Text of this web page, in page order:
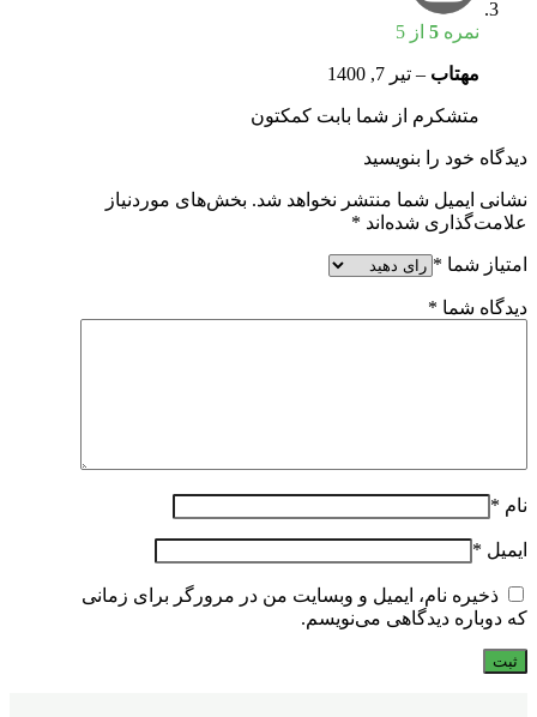
نمره 5 از 5
مهتاب – تیر 7, 1400
متشکرم از شما بابت کمکتون
دیدگاه خود را بنویسید
نشانی ایمیل شما منتشر نخواهد شد. بخش‌های موردنیاز
علامت‌گذاری شده‌اند *
امتیاز شما *
دیدگاه شما *
نام *
ایمیل *
ذخیره نام، ایمیل و وبسایت من در مرورگر برای زمانی
که دوباره دیدگاهی می‌نویسم.